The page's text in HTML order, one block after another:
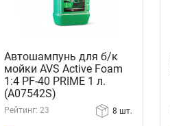
Автошампунь для б/к
мойки AVS Active Foam
1:4 PF-40 PRIME 1 л.
(A07542S)
Рейтинг: 23 8 шт.